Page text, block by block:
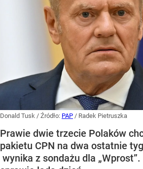
Donald Tusk / Źródło: PAP / Radek Pietruszka
Prawie dwie trzecie Polaków
pakietu CPN na dwa ostatnie
wynika z sondażu dla